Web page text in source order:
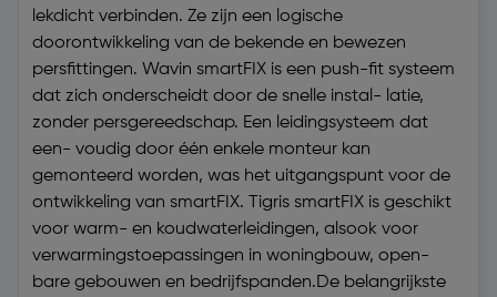
lekdicht verbinden. Ze zijn een logische
doorontwikkeling van de bekende en bewezen
persfittingen. Wavin smartFIX is een push-fit systeem
dat zich onderscheidt door de snelle instal- latie,
zonder persgereedschap. Een leidingsysteem dat
een- voudig door één enkele monteur kan
gemonteerd worden, was het uitgangspunt voor de
ontwikkeling van smartFIX. Tigris smartFIX is geschikt
voor warm- en koudwaterleidingen, alsook voor
verwarmingstoepassingen in woningbouw, open-
bare gebouwen en bedrijfspanden.De belangrijkste